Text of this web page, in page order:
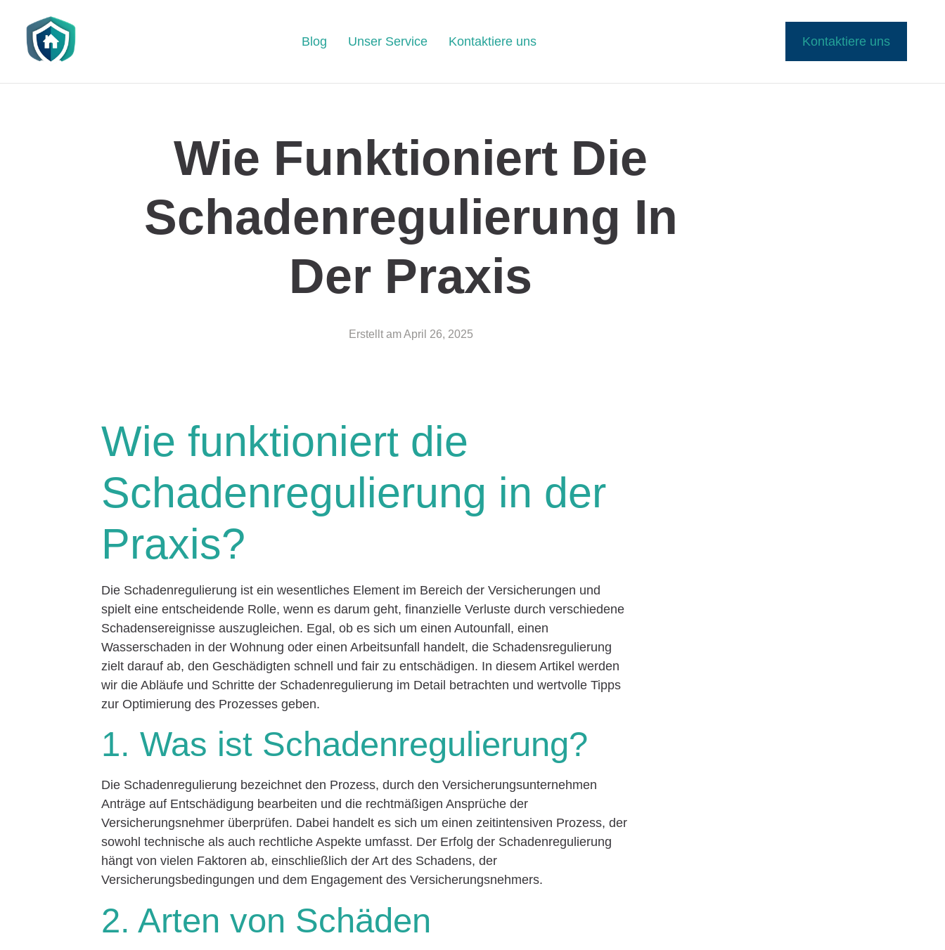
Blog Unser Service Kontaktiere uns Kontaktiere uns
Wie Funktioniert Die
Schadenregulierung In
Der Praxis
Erstellt amApril 26, 2025
Wie funktioniert die
Schadenregulierung in der
Praxis?
Die Schadenregulierung ist ein wesentliches Element im Bereich der Versicherungen und
spielt eine entscheidende Rolle, wenn es darum geht, finanzielle Verluste durch verschiedene
Schadensereignisse auszugleichen. Egal, ob es sich um einen Autounfall, einen
Wasserschaden in der Wohnung oder einen Arbeitsunfall handelt, die Schadensregulierung
zielt darauf ab, den Geschädigten schnell und fair zu entschädigen. In diesem Artikel werden
wir die Abläufe und Schritte der Schadenregulierung im Detail betrachten und wertvolle Tipps
zur Optimierung des Prozesses geben.
1. Was ist Schadenregulierung?
Die Schadenregulierung bezeichnet den Prozess, durch den Versicherungsunternehmen
Anträge auf Entschädigung bearbeiten und die rechtmäßigen Ansprüche der
Versicherungsnehmer überprüfen. Dabei handelt es sich um einen zeitintensiven Prozess, der
sowohl technische als auch rechtliche Aspekte umfasst. Der Erfolg der Schadenregulierung
hängt von vielen Faktoren ab, einschließlich der Art des Schadens, der
Versicherungsbedingungen und dem Engagement des Versicherungsnehmers.
2. Arten von Schäden